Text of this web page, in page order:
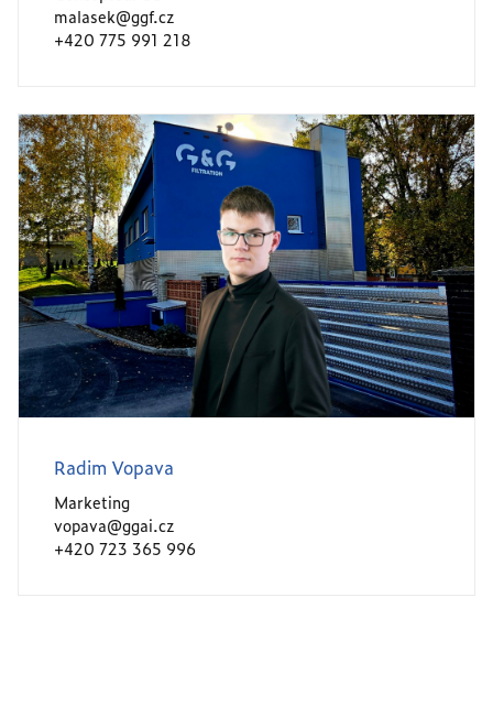
malasek@ggf.cz
+420 775 991 218
Radim Vopava
Marketing
vopava@ggai.cz
+420 723 365 996